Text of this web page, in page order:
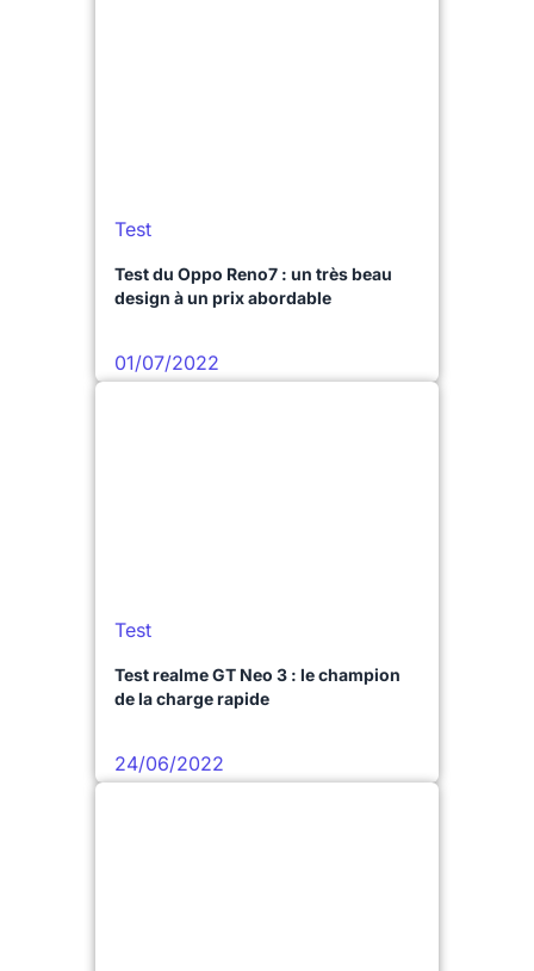
Test
Test du Oppo Reno7 : un très beau
design à un prix abordable
01/07/2022
Test
Test realme GT Neo 3 : le champion
de la charge rapide
24/06/2022